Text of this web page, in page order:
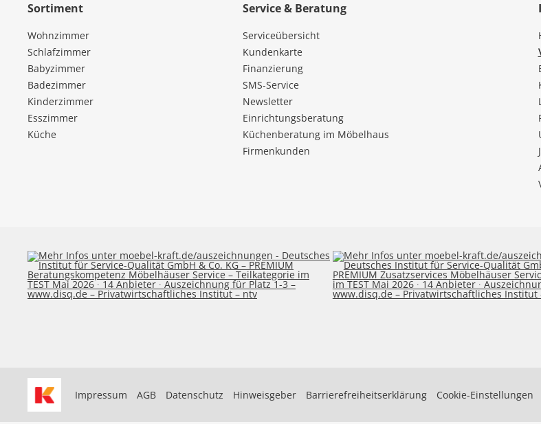
Sortiment
Wohnzimmer
Schlafzimmer
Babyzimmer
Badezimmer
Kinderzimmer
Esszimmer
Küche
Service & Beratung
Serviceübersicht
Kundenkarte
Finanzierung
SMS-Service
Newsletter
Einrichtungsberatung
Küchenberatung im Möbelhaus
Firmenkunden
Impressum AGB Datenschutz Hinweisgeber Barrierefreiheitserklärung Cookie-Einstellungen